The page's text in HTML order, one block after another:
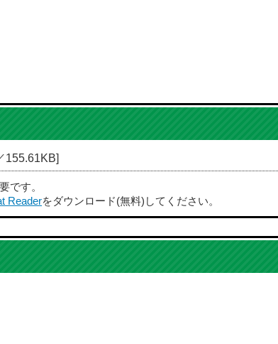
155.61KB]
です。
Readerをダウンロード(無料)してください。